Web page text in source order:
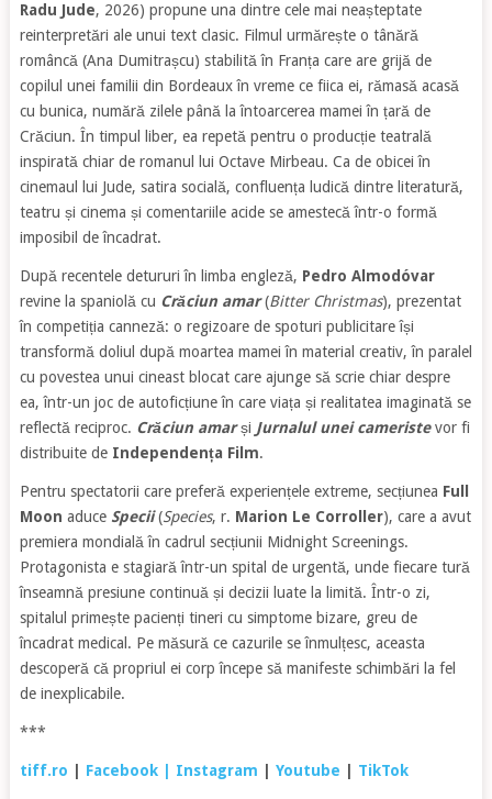
Radu Jude, 2026) propune una dintre cele mai neașteptate
reinterpretări ale unui text clasic. Filmul urmărește o tânără
româncă (Ana Dumitrașcu) stabilită în Franța care are grijă de
copilul unei familii din Bordeaux în vreme ce fiica ei, rămasă acasă
cu bunica, numără zilele până la întoarcerea mamei în țară de
Crăciun. În timpul liber, ea repetă pentru o producție teatrală
inspirată chiar de romanul lui Octave Mirbeau. Ca de obicei în
cinemaul lui Jude, satira socială, confluența ludică dintre literatură,
teatru și cinema și comentariile acide se amestecă într-o formă
imposibil de încadrat.
După recentele detururi în limba engleză, Pedro Almodóvar
revine la spaniolă cu Crăciun amar(Bitter Christmas), prezentat
în competiția canneză: o regizoare de spoturi publicitare își
transformă doliul după moartea mamei în material creativ, în paralel
cu povestea unui cineast blocat care ajunge să scrie chiar despre
ea, într-un joc de autoficțiune în care viața și realitatea imaginată se
reflectă reciproc. Crăciun amarși Jurnalul unei cameristevor fi
distribuite de Independența Film.
Pentru spectatorii care preferă experiențele extreme, secțiunea Full
Moon aduce Specii(Species, r. Marion Le Corroller), care a avut
premiera mondială în cadrul secțiunii Midnight Screenings.
Protagonista e stagiară într-un spital de urgentă, unde fiecare tură
înseamnă presiune continuă și decizii luate la limită. Într-o zi,
spitalul primește pacienți tineri cu simptome bizare, greu de
încadrat medical. Pe măsură ce cazurile se înmulțesc, aceasta
descoperă că propriul ei corp începe să manifeste schimbări la fel
de inexplicabile.
***
tiff.ro Facebook | Instagram Youtube TikTok